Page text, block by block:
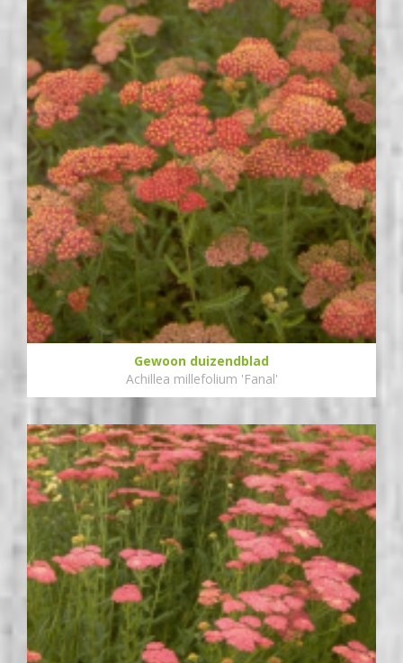
Gewoon duizendblad
Achillea millefolium 'Fanal'